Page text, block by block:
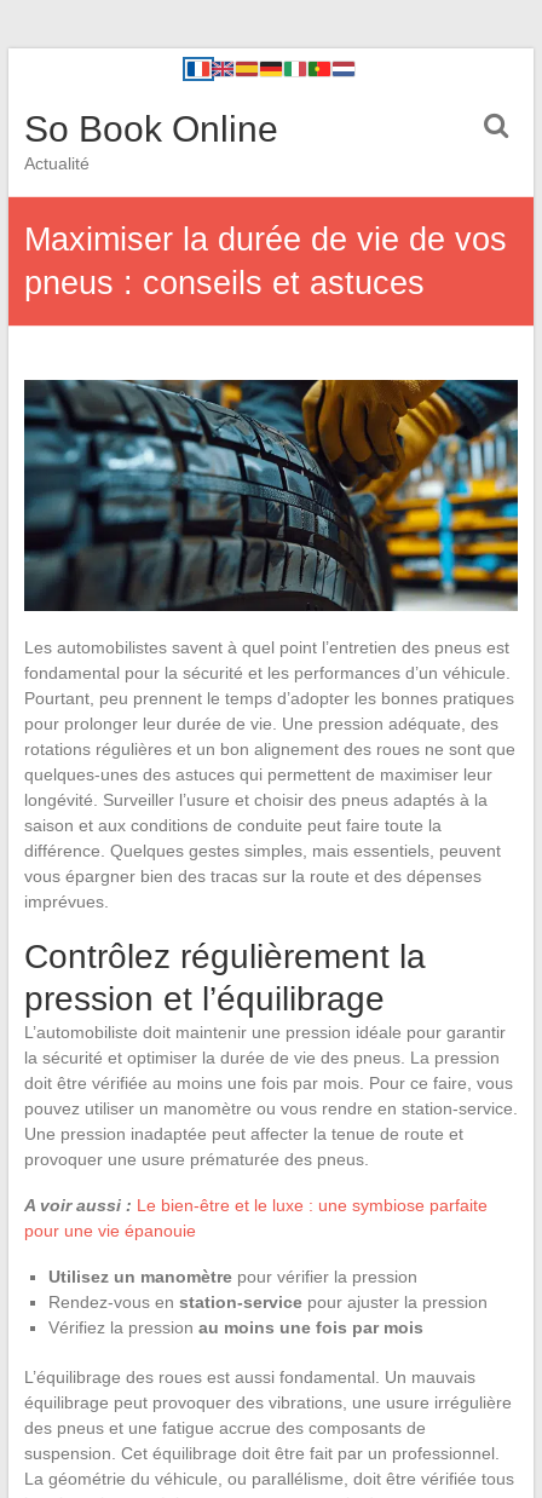
So Book Online
Actualité
Maximiser la durée de vie de vos
pneus : conseils et astuces
Les automobilistes savent à quel point l’entretien des pneus est
fondamental pour la sécurité et les performances d’un véhicule.
Pourtant, peu prennent le temps d’adopter les bonnes pratiques
pour prolonger leur durée de vie. Une pression adéquate, des
rotations régulières et un bon alignement des roues ne sont que
quelques-unes des astuces qui permettent de maximiser leur
longévité. Surveiller l’usure et choisir des pneus adaptés à la
saison et aux conditions de conduite peut faire toute la
différence. Quelques gestes simples, mais essentiels, peuvent
vous épargner bien des tracas sur la route et des dépenses
imprévues.
Contrôlez régulièrement la
pression et l’équilibrage
L’automobiliste doit maintenir une pression idéale pour garantir
la sécurité et optimiser la durée de vie des pneus. La pression
doit être vérifiée au moins une fois par mois. Pour ce faire, vous
pouvez utiliser un manomètre ou vous rendre en station-service.
Une pression inadaptée peut affecter la tenue de route et
provoquer une usure prématurée des pneus.
A voir aussi : Le bien-être et le luxe : une symbiose parfaite
pour une vie épanouie
Utilisez un manomètrepour vérifier la pression
Rendez-vous en station-servicepour ajuster la pression
Vérifiez la pression au moins une fois par mois
L’équilibrage des roues est aussi fondamental. Un mauvais
équilibrage peut provoquer des vibrations, une usure irrégulière
des pneus et une fatigue accrue des composants de
suspension. Cet équilibrage doit être fait par un professionnel.
La géométrie du véhicule, ou parallélisme, doit être vérifiée tous